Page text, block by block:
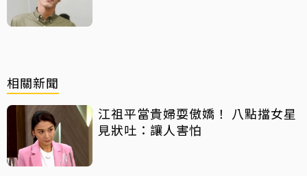
相關新聞
江祖平當貴婦耍傲嬌！ 八點擋女星
見狀吐：讓人害怕